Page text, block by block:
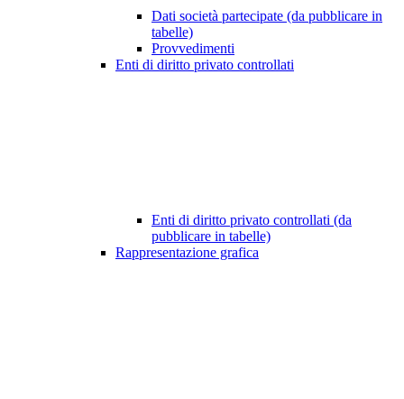
Dati società partecipate (da pubblicare in
tabelle)
Provvedimenti
Enti di diritto privato controllati
Enti di diritto privato controllati (da
pubblicare in tabelle)
Rappresentazione grafica